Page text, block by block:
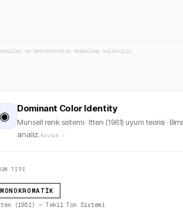
ve deterministik hesaplama kullanılır.
◉
Dominant Color Identity
Munsell renk sistemi · Itten (1961) uyum teorisi ·
analiz. Kaynak ↗
TİPİ
MONOKROMATIK
(1961) — Tekil Ton Sistemi